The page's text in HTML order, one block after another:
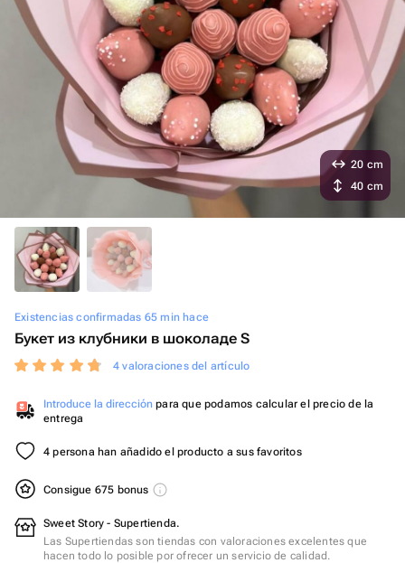
Existencias confirmadas 65 min hace
Букет из клубники в шоколаде S
4 valoraciones del artículo
Introduce la dirección para que podamos calcular el precio de la
entrega
4 persona han añadido el producto a sus favoritos
Consigue 675 bonus
Sweet Story - Supertienda.
Las Supertiendas son tiendas con valoraciones excelentes que
hacen todo lo posible por ofrecer un servicio de calidad.
20 cm
40 cm